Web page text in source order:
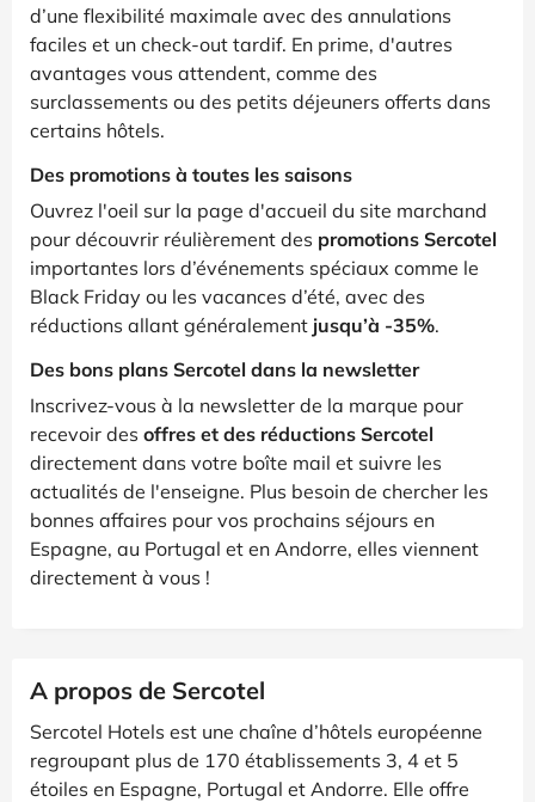
d’une flexibilité maximale avec des annulations
faciles et un check-out tardif. En prime, d'autres
avantages vous attendent, comme des
surclassements ou des petits déjeuners offerts dans
certains hôtels.
Des promotions à toutes les saisons
Ouvrez l'oeil sur la page d'accueil du site marchand
pour découvrir réulièrement des promotions Sercotel
importantes lors d’événements spéciaux comme le
Black Friday ou les vacances d’été, avec des
réductions allant généralement jusqu’à -35%.
Des bons plans Sercotel dans la newsletter
Inscrivez-vous à la newsletter de la marque pour
recevoir des offres et des réductions Sercotel
directement dans votre boîte mail et suivre les
actualités de l'enseigne. Plus besoin de chercher les
bonnes affaires pour vos prochains séjours en
Espagne, au Portugal et en Andorre, elles viennent
directement à vous !
A propos de Sercotel
Sercotel Hotels est une chaîne d’hôtels européenne
regroupant plus de 170 établissements 3, 4 et 5
étoiles en Espagne, Portugal et Andorre. Elle offre